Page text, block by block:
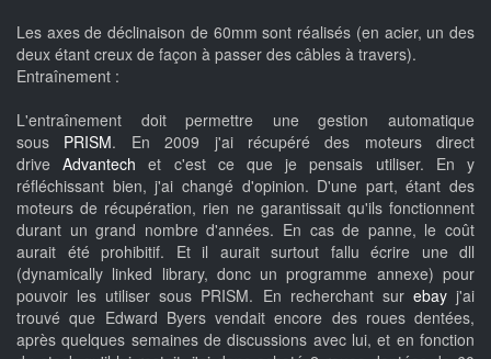
Les axes de déclinaison de 60mm sont réalisés (en acier, un des
deux étant creux de façon à passer des câbles à travers).
Entraînement :
L'entraînement doit permettre une gestion automatique
sous PRISM. En 2009 j'ai récupéré des moteurs direct
driveAdvantech et c'est ce que je pensais utiliser. En y
réfléchissant bien, j'ai changé d'opinion. D'une part, étant des
moteurs de récupération, rien ne garantissait qu'ils fonctionnent
durant un grand nombre d'années. En cas de panne, le coût
aurait été prohibitif. Et il aurait surtout fallu écrire une dll
(dynamically linked library, donc un programme annexe) pour
pouvoir les utiliser sous PRISM. En recherchant sur ebayj'ai
trouvé que Edward Byers vendait encore des roues dentées,
après quelques semaines de discussions avec lui, et en fonction